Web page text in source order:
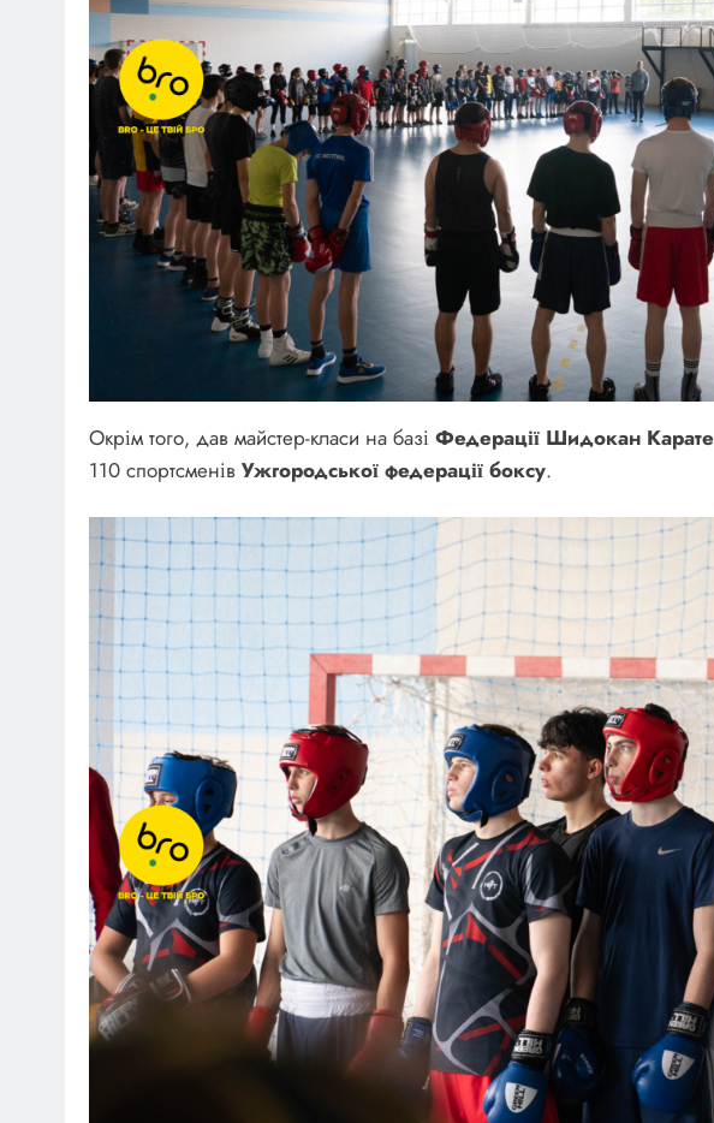
Окрім того, дав майстер-класи на базі Федерації Шидокан Карате
110 спортсменів Ужгородської федерації боксу.